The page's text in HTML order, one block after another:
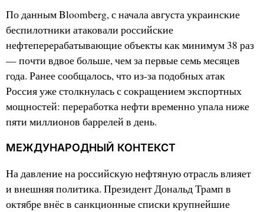
По данным Bloomberg, с начала августа украинские
беспилотники атаковали российские
нефтеперерабатывающие объекты как минимум 38 раз
— почти вдвое больше, чем за первые семь месяцев
года. Ранее сообщалось, что из-за подобных атак
Россия уже столкнулась с сокращением экспортных
мощностей: переработка нефти временно упала ниже
пяти миллионов баррелей в день.
МЕЖДУНАРОДНЫЙ КОНТЕКСТ
На давление на российскую нефтяную отрасль влияет
и внешняя политика. Президент Дональд Трамп в
октябре внёс в санкционные списки крупнейшие